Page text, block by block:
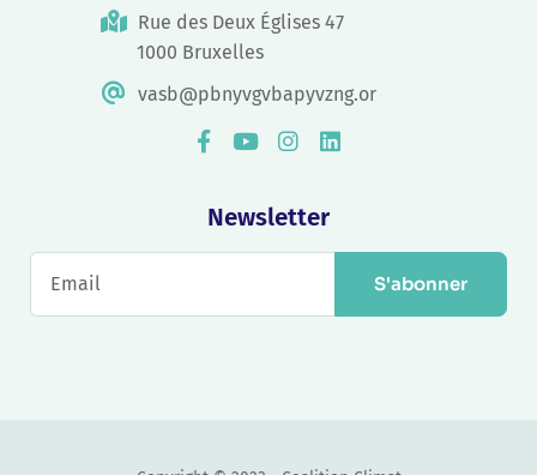
Rue des Deux Églises 47
1000 Bruxelles
vasb@pbnyvgvbapyvzng.or
Newsletter
S'abonner